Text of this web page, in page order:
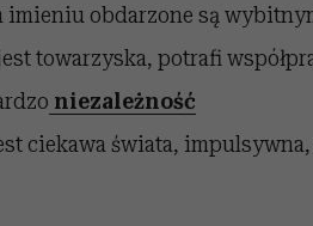
imieniu obdarzone są
towarzyska, potrafi
niezależność
ciekawa świata,